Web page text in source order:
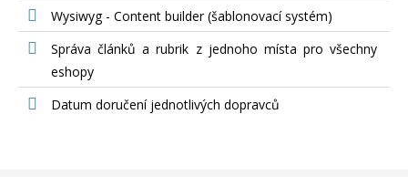
Wysiwyg - Content builder (šablonovací systém)
Správa článků a rubrik z jednoho místa pro všechny
eshopy
Datum doručení jednotlivých dopravců